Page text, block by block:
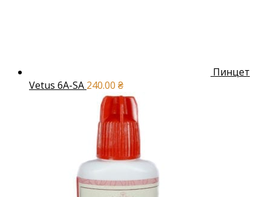
Пинцет
Vetus 6A-SA 240.00 ₴